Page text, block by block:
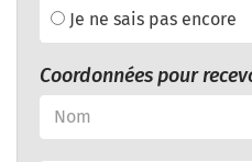
Je ne sais pas encore
Coordonnées pour